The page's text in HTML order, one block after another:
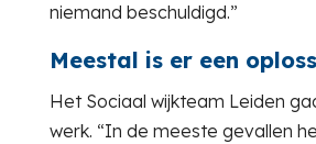
niemand beschuldigd.”
Meestal is er een
Het Sociaal wijkteam Leiden
werk. “In de meeste gevallen